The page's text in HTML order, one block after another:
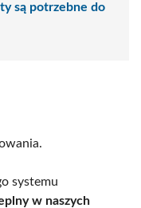
są potrzebne do
systemu
w naszych